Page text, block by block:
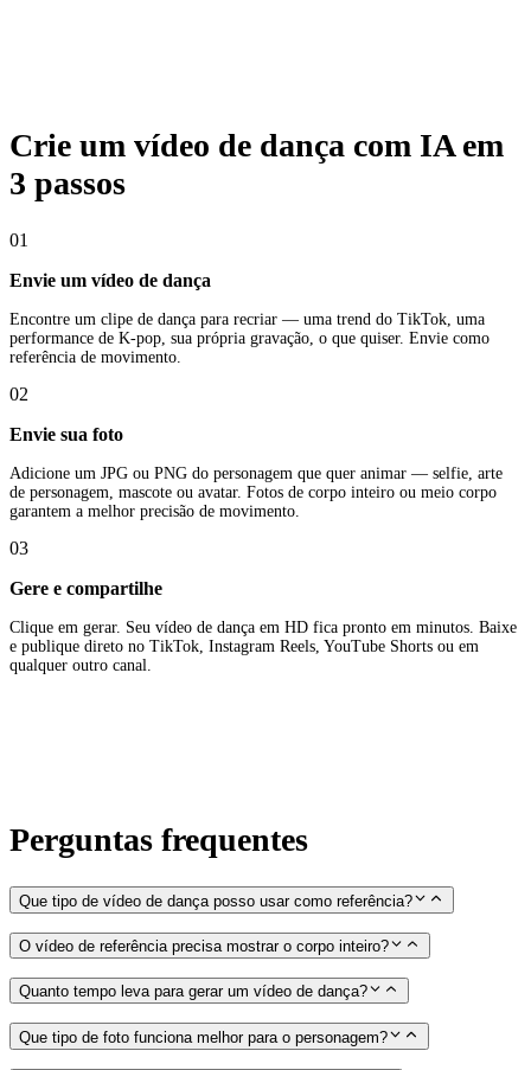
Crie um vídeo de dança com IA em
3 passos
01
Envie um vídeo de dança
Encontre um clipe de dança para recriar — uma trend do TikTok, uma
performance de K-pop, sua própria gravação, o que quiser. Envie como
referência de movimento.
02
Envie sua foto
Adicione um JPG ou PNG do personagem que quer animar — selfie, arte
de personagem, mascote ou avatar. Fotos de corpo inteiro ou meio corpo
garantem a melhor precisão de movimento.
03
Gere e compartilhe
Clique em gerar. Seu vídeo de dança em HD fica pronto em minutos. Baixe
e publique direto no TikTok, Instagram Reels, YouTube Shorts ou em
qualquer outro canal.
Perguntas frequentes
Que tipo de vídeo de dança posso usar como referência?
O vídeo de referência precisa mostrar o corpo inteiro?
Quanto tempo leva para gerar um vídeo de dança?
Que tipo de foto funciona melhor para o personagem?